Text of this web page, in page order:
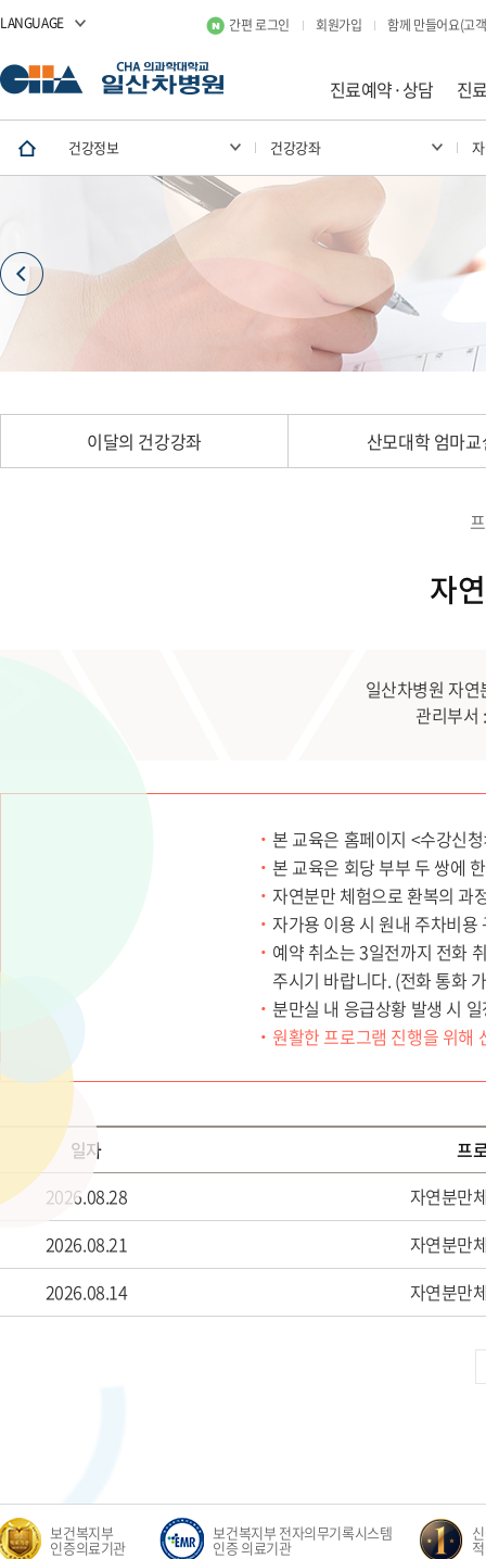
LANGUAGE 간편 로그인 회원가입 함께 만들어요(고
진료예약·상담 진
건강정보 건강강좌
이달의 건강강좌 산모대학 엄마교
자
일산차병원 자
관리부서
본 교육은 홈페이지 <수강신
본 교육은 회당 부부 두 쌍에
자연분만 체험으로 환복의 과
자가용 이용 시 원내 주차비
예약 취소는 3일전까지 전화
주시기 바랍니다. (전화 통화
분만실 내 응급상황 발생 시
원활한 프로그램 진행을 위해
일자
프
2026.08.28
자연분만
2026.08.21
자연분만
2026.08.14
자연분만
보건복지부
인증의료기관
보건복지부 전자의무기록시스템
인증 의료기관
신생
적정